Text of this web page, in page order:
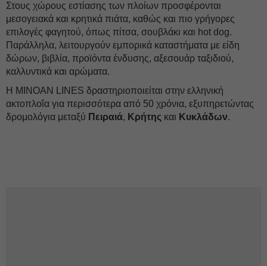
Στους χώρους εστίασης των πλοίων προσφέρονται
μεσογειακά και κρητικά πιάτα, καθώς και πιο γρήγορες
επιλογές φαγητού, όπως πίτσα, σουβλάκι και hot dog.
Παράλληλα, λειτουργούν εμπορικά καταστήματα με είδη
δώρων, βιβλία, προϊόντα ένδυσης, αξεσουάρ ταξιδιού,
καλλυντικά και αρώματα.
Η MINOAN LINES δραστηριοποιείται στην ελληνική
ακτοπλοΐα για περισσότερα από 50 χρόνια, εξυπηρετώντας
δρομολόγια μεταξύ Πειραιά, Κρήτης και Κυκλάδων.